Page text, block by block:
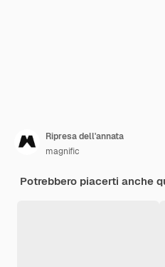
Ripresa dell'annata
magnific
Potrebbero piacerti anche